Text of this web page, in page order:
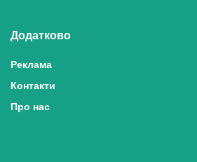
Додатково
Реклама
Контакти
Про нас